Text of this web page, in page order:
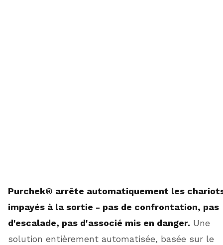
Purchek® arrête automatiquement les
impayés à la sortie - pas de confrontation, pas
d'escalade, pas d'associé mis en danger. Une
solution entièrement automatisée, basée sur le